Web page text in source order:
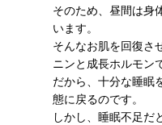
そのため、昼間は身
います。
そんなお肌を回復さ
ニンと成長ホルモン
だから、十分な睡眠
態に戻るのです。
しかし、睡眠不足だ